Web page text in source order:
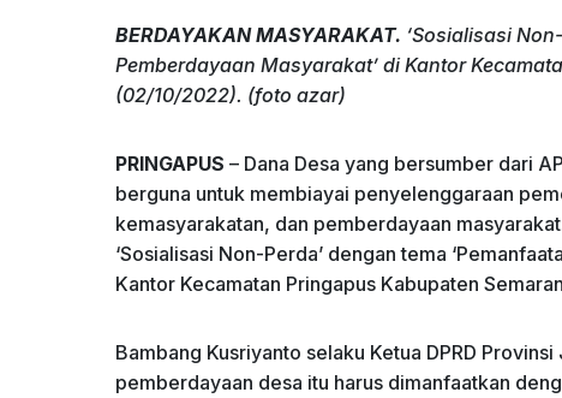
c
e
o
o
k
k
e
n
at
s
p
p
e
m
ai ar
BERDAYAKAN MASYARAKAT. ‘Sosialisasi
Pemberdayaan Masyarakat’ di Kantor
(02/10/2022). (foto azar)
PRINGAPUS – Dana Desa yang bersumber dari
berguna untuk membiayai penyelenggaraan
kemasyarakatan, dan pemberdayaan
‘Sosialisasi Non-Perda’ dengan tema
Kantor Kecamatan Pringapus Kabupaten
Bambang Kusriyanto selaku Ketua DPRD
pemberdayaan desa itu harus dimanfaatkan